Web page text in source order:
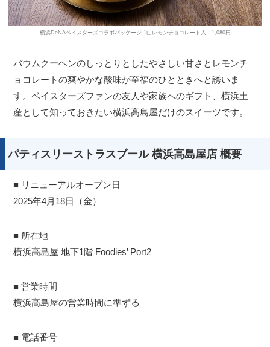
横浜DeNAベイスターズコラボパッケージ 1山レモンチョコレート入：1,080円
バウムクーヘンのしっとりとしたやさしい甘さとレモンチ
ョコレートの爽やかな酸味が至福のひとときへと誘いま
す。ベイスターズファンの友人や家族へのギフト、横浜土
産として知っておきたい横浜高島屋だけのスイーツです。
パティスリーストラスブール 横浜高島屋店 概要
■ リニューアルオープン日
2025年4月18日（金）
■ 所在地
横浜高島屋 地下1階 Foodies’ Port2
■ 営業時間
横浜高島屋の営業時間に準ずる
■ 電話番号